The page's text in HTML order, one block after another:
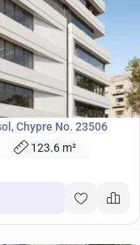
Chypre No. 23506
123.6 m²